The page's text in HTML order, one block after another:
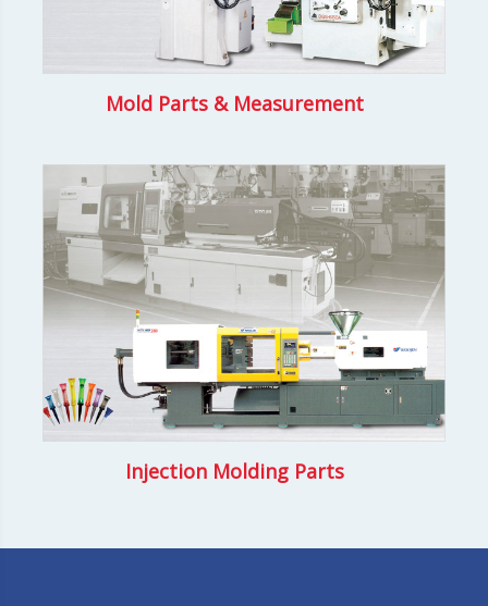
Mold Parts & Measurement
Injection Molding Parts